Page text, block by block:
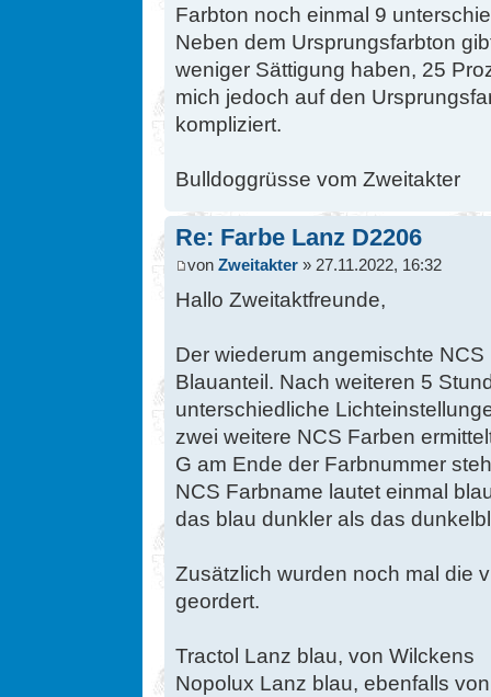
Farbton noch einmal 9
Neben dem Ursprungsfarbton
weniger Sättigung haben, 25
mich jedoch auf den
kompliziert.
Bulldoggrüsse vom Zweitakter
Re: Farbe Lanz D2206
von Zweitakter » 27.11.2022, 16:32
Hallo Zweitaktfreunde,
Der wiederum angemischte
Blauanteil. Nach weiteren 5
unterschiedliche
zwei weitere NCS Farben
G am Ende der Farbnummer
NCS Farbname lautet einmal
das blau dunkler als das
Zusätzlich wurden noch mal die
geordert.
Tractol Lanz blau, von Wilckens
Nopolux Lanz blau, ebenfalls